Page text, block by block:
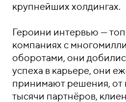
крупнейших холдингах.
Героини интервью —
компаниях с
оборотами, они
успеха в карьере, они
принимают решения, от
тысячи партнёров,